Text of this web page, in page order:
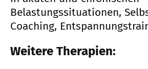
Belastungssituationen,
Coaching,
Weitere Therapien: